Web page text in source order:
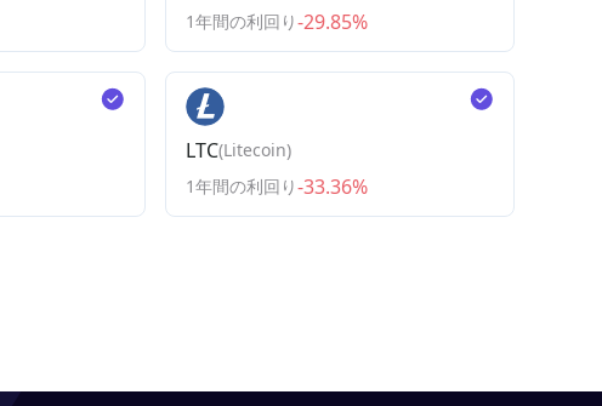
1年間の利回り-29.85%
LTC(Litecoin)
1年間の利回り-33.36%